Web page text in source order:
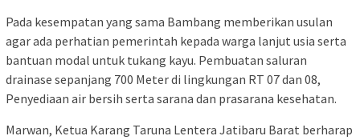
Pada kesempatan yang sama Bambang memberikan usulan
agar ada perhatian pemerintah kepada warga lanjut usia serta
bantuan modal untuk tukang kayu. Pembuatan saluran
drainase sepanjang 700 Meter di lingkungan RT 07 dan 08,
Penyediaan air bersih serta sarana dan prasarana kesehatan.
Marwan, Ketua Karang Taruna Lentera Jatibaru Barat berharap